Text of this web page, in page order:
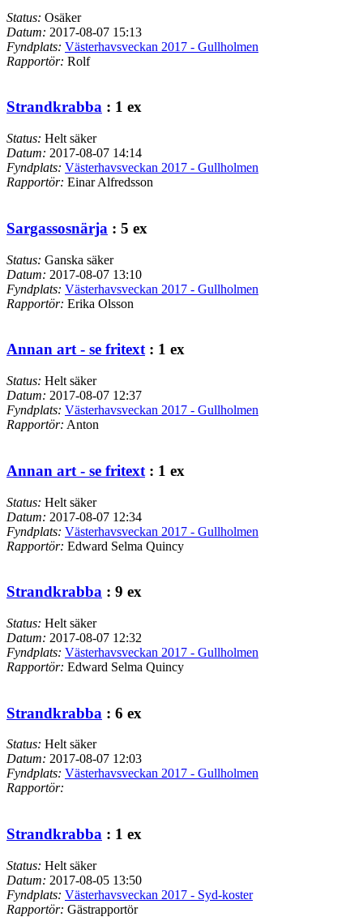
Status: Osäker
Datum: 2017-08-07 15:13
Fyndplats: Västerhavsveckan 2017 - Gullholmen
Rapportör: Rolf
Strandkrabba : 1 ex
Status: Helt säker
Datum: 2017-08-07 14:14
Fyndplats: Västerhavsveckan 2017 - Gullholmen
Rapportör: Einar Alfredsson
Sargassosnärja : 5 ex
Status: Ganska säker
Datum: 2017-08-07 13:10
Fyndplats: Västerhavsveckan 2017 - Gullholmen
Rapportör: Erika Olsson
Annan art - se fritext: 1 ex
Status: Helt säker
Datum: 2017-08-07 12:37
Fyndplats: Västerhavsveckan 2017 - Gullholmen
Rapportör: Anton
Annan art - se fritext : 1 ex
Status: Helt säker
Datum: 2017-08-07 12:34
Fyndplats: Västerhavsveckan 2017 - Gullholmen
Rapportör: Edward Selma Quincy
Strandkrabba : 9 ex
Status: Helt säker
Datum: 2017-08-07 12:32
Fyndplats: Västerhavsveckan 2017 - Gullholmen
Rapportör: Edward Selma Quincy
Strandkrabba : 6 ex
Status: Helt säker
Datum: 2017-08-07 12:03
Fyndplats: Västerhavsveckan 2017 - Gullholmen
Rapportör:
Strandkrabba : 1 ex
Status: Helt säker
Datum: 2017-08-05 13:50
Fyndplats: Västerhavsveckan 2017 - Syd-koster
Rapportör: Gästrapportör